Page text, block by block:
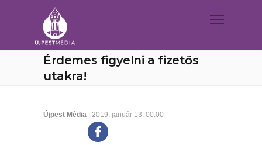
Érdemes figyelni a fizetős
utakra!
Újpest Média | 2019. január 13. 00:00